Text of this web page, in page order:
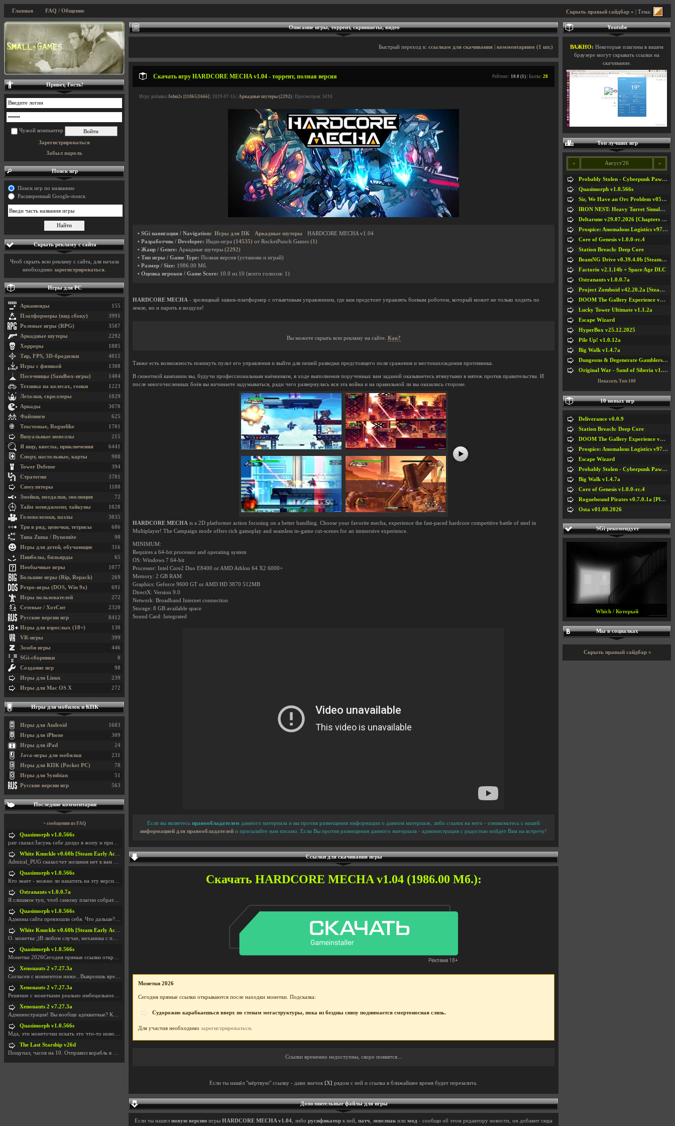
Скрыть правый сайдбар » | Тема:
Главная FAQ / Общение
Описание игры, торрент, скриншоты, видео
Быстрый переход к: ссылкам для скачивания комментариям (1 шт.)
Скачать игру HARDCORE MECHA v1.04 - торрент, полная версия Рейтинг: 10.0 (1) | Баллы: 28
Игру добавил John2s [11865|1666] | 2019-07-15 | Аркадные шутеры (2292) | Просмотров: 5010
• SGi навигация / Navigation: Игры для ПК Аркадные шутеры
HARDCORE MECHA v1.04
• Разработчик / Developer: Инди-игра (14535) от RocketPunch Games (1)
• Жанр / Genre: Аркадные шутеры (2292)
• Тип игры / Game Type: Полная версия (установи и играй)
• Размер / Size: 1986.00 Мб.
• Оценка игроков / Game Score: 10.0 из 10 (всего голосов: 1 )
HARDCORE MECHA - зрелищный эшкен-платформер с отзывчивым управлением, где вам предстоит управлять боевым роботом, который может не только ходить по
земле, но и парить в воздухе!
Вы можете скрыть всю рекламу на сайте. Как?
Также есть возможность покинуть пульт его управления и выйти для пешей разведки предстоящего поля сражения и местонахождения противника.
В сюжетной кампании вы, будучи профессиональным наёмником, в ходе выполнения порученных вам заданий оказываетесь втянутыми в мятеж против правительства. И
после многочисленных боёв вы начинаете задумываться, ради чего развернулась вся эта война и на правильной ли вы оказались стороне.
#6
#8
HARDCORE MECHA is a 2D platformer action focusing on a better handling. Choose your favorite mecha, experience the fast-paced hardcore competitive battle of steel in
Multiplayer! The Campaign mode offers rich gameplay and seamless in-game cut-scenes for an immersive experience.
MINIMUM:
Requires a 64-bit processor and operating system
OS: Windows 7 64-bit
Processor: Intel Core2 Duo E8400 or AMD Athlon 64 X2 6000+
Memory: 2 GB RAM
Graphics: Geforce 9600 GT or AMD HD 3870 512MB
DirectX: Version 9.0
Network: Broadband Internet connection
Storage: 8 GB available space
Sound Card: Integrated
Если вы являетесь правообладателем данного материала и вы против размещения информации о данном материале, либо ссылок на него - ознакомьтесь с нашей
информацией для правообладателей и присылайте нам письмо. Если Вы против размещения данного материала - администрация с радостью пойдет Вам на встречу!
Ссылки для скачивания игры
Скачать HARDCORE MECHA v1.04 (1986.00 Мб.):
Монетки 2026
Сегодня прямые ссылки открываются после находки монетки. Подсказка:
Судорожно карабкаешься вверх по стенам мегаструктуры, пока из бездны снизу поднимается смертоносная слизь.
Для участия необходимо зарегистрироваться
Ссылки временно недоступны, скоро появятся...
Если ты нашёл "мёртвую" ссылку - дави значок [X] рядом с ней и ссылка в ближайшее время будет перезалита.
Дополнительные файлы для игры
Если ты нашел новую версию игры HARDCORE MECHA v1.04 , либо русификатор к ней, патч левелпак или мод - сообщи об этом редактору новости, он добавит сюда
Привет, Гость!
Чужой компьютер
Зарегистрироваться
Забыл пароль
Поиск игр
Поиск игр по названию
Расширенный Google-поиск
Скрыть рекламу с сайта
Чтоб скрыть всю рекламу с сайта, для начала
необходимо зарегистрироваться
Игры для PC
155
Арканоиды
3991
Платформеры (вид сбоку)
3507
Ролевые игры (RPG)
2292
Аркадные шутеры
1885
Хорроры
4015
Тир, FPS, 3D-бродилки
1308
Игры с физикой
1404
Песочницы (Sandbox-игры)
1223
Техника на колесах, гонки
1029
Леталки, скроллеры
3070
Аркады
625
Файтинги
1701
Текстовые, Roguelike
215
Визуальные новеллы
6441
Я ищу, квесты, приключения
988
Спорт, настольные, карты
394
Tower Defense
3781
Стратегии
1188
Симуляторы
72
Змейки, поедалки, эволюция
1020
Тайм менеджмент, тайкуны
3035
Головоломки, пазлы
686
Три в ряд, цепочки, тетрисы
98
Типа Zuma / Dynomite
316
Игры для детей, обучающие
65
Пинболы, бильярды
1077
Необычные игры
269
Большие игры (Rip, Repack)
691
Ретро-игры (DOS, Win 9x)
272
Игры пользователей
2320
Сетевые / ХотСит
8412
Русские версии игр
130
Игры для взрослых (18+)
399
VR-игры
446
Зомби игры
0
SGi-сборники
98
Создание игр
239
Игры для Linux
272
Игры для Mac OS X
Игры для мобилок и КПК
1683
Игры для Android
309
Игры для iPhone
24
Игры для iPad
231
Java-игры для мобилки
78
Игры для КПК (Pocket PC)
51
Игры для Symbian
563
Русские версии игр
Последние комментарии
+ сообщения из FAQ
Quasimorph v1.0.566s
patr сказал:Засунь себе дилдо в жопу и пришли фотк
White Knuckle v0.60h [Steam Early Access]
Admiral_PUG сказал:чет желания нет к вам сюда захо
Quasimorph v1.0.566s
Кто знает - можно ли накатить на эту версию моды?
Ostranauts v1.0.0.7a
Я слишком туп, чтоб самому плагин собрать. И что-т
Quasimorph v1.0.566s
Админы сайта превзошли себя. Что дальше? Засунь се
White Knuckle v0.60h [Steam Early Access]
О. монетка ;)В любом случае, механика с поиском мо
Quasimorph v1.0.566s
Монетки 2026Сегодня прямые ссылки открываются посл
Xenonauts 2 v7.27.3a
Согласен с комментом ниже...Выкроишь время чтобы з
Xenonauts 2 v7.27.3a
Решение с монетками реально имбецильное. Как сдела
Xenonauts 2 v7.27.3a
Администрация! Вы вообще адекватные? Какие монетки
Quasimorph v1.0.566s
Мда, эти монеточки искать это что-то новое в сфере
The Last Starship v26d
Пощупал, часов на 10. Отправил корабль в другую Га
Youtube
ВАЖНО: Некоторые плагины в вашем
браузере могут скрывать ссылки на
скачивание.
Топ лучших игр
« Август'26 »
Probably Stolen - Cyberpunk Pawnshop Simulator v048c [Playtest]
Quasimorph v1.0.566s
Sir, We Have an Orc Problem v05.08.2026
IRON NEST: Heavy Turret Simulator v1.0a
Deltarune v29.07.2026 [Chapters 1-5] / + RUS [Chapters 1-5]
Prospice: Anomalous Logistics v97 [Playtest]
Core of Genesis v1.0.0-rc.4
Station Breach: Deep Core
BeamNG Drive v0.39.4.0b [Steam Early Access]
Factorio v2.1.14b + Space Age DLC
Ostranauts v1.0.0.7a
Project Zomboid v42.20.2a [Steam Early Access]
DOOM The Gallery Experience v1.4.2
Lucky Tower Ultimate v1.1.2a
Escape Wizard
HyperBox v25.12.2025
Pile Up! v1.0.12a
Big Walk v1.4.7a
Dungeons & Degenerate Gamblers v2.0.2a
Original War - Sand of Siberia v1.6.30
Показать Топ-100
10 новых игр
Deliverance v0.0.9
Station Breach: Deep Core
DOOM The Gallery Experience v1.4.2
Prospice: Anomalous Logistics v97 [Playtest]
Escape Wizard
Probably Stolen - Cyberpunk Pawnshop Simulator v048c [Playtest]
Big Walk v1.4.7a
Core of Genesis v1.0.0-rc.4
Roguebound Pirates v0.7.0.1a [Playtest]
Osta v01.08.2026
SGi рекомендует
Which / Который
Мы в социалках
Скрыть правый сайдбар »